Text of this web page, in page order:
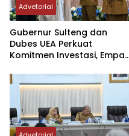
Advetorial
Gubernur Sulteng dan
Dubes UEA Perkuat
Komitmen Investasi, Empat